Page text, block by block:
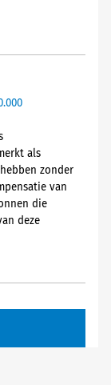
als
zonder
van
die
deze